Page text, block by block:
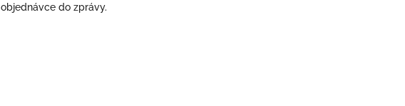
objednávce do zprávy.